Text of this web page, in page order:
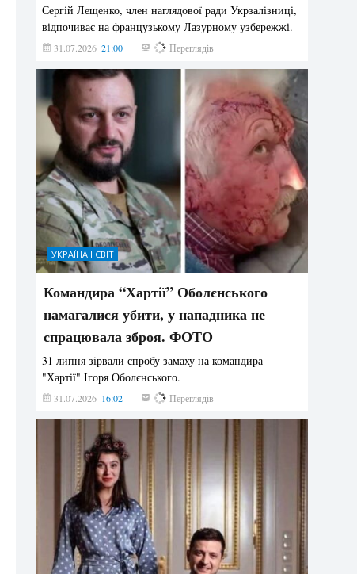
Сергій Лещенко, член наглядової ради Укрзалізниці,
відпочиває на французькому Лазурному узбережжі.
31.07.2026 21:00 211 Переглядів
УКРАЇНА І СВІТ
Командира “Хартії” Оболєнського
намагалися убити, у нападника не
спрацювала зброя. ФОТО
31 липня зірвали спробу замаху на командира
"Хартії" Ігоря Оболєнського.
31.07.2026 16:02 194 Переглядів